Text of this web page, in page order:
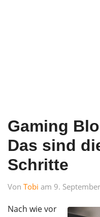
Gaming
Das sind
Schritte
Von Tobi am 9.
Nach wie vor